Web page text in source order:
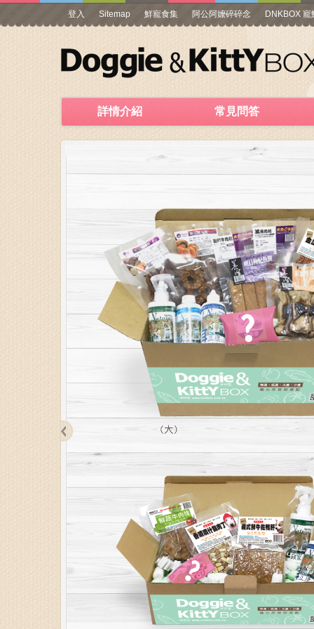
登入 Sitemap 鮮寵食集 阿公阿嬤碎碎念 DNKBOX 寵
詳情介紹 常見問答
訂購步驟
Step
選擇訂閱